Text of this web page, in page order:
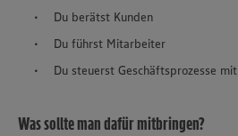
Du berätst Kunden
Du führst Mitarbeiter
Du steuerst Geschäftsprozesse mit
Was sollte man dafür mitbringen?